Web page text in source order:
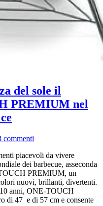
del sole il
PREMIUM nel
commenti
piacevoli da vivere
dei barbecue, asseconda
PREMIUM, un
nuovi, brillanti, divertenti.
anni, ONE-TOUCH
di 47 e di 57 cm e consente